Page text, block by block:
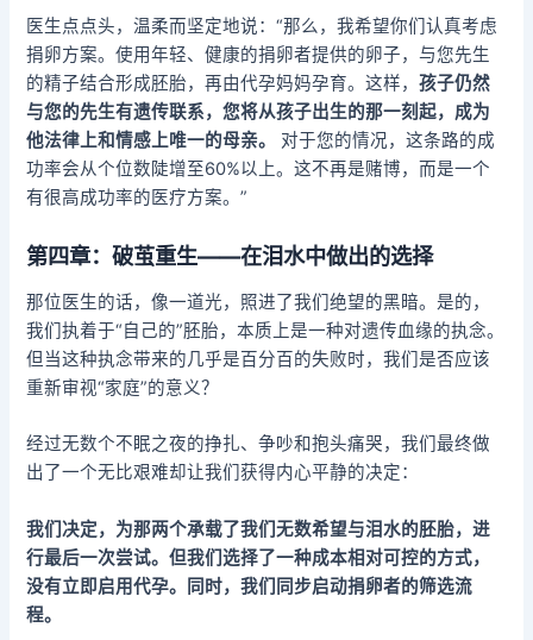
医生点点头，温柔而坚定地说：“那么，我希望你们认真考虑
捐卵方案。使用年轻、健康的捐卵者提供的卵子，与您先生
的精子结合形成胚胎，再由代孕妈妈孕育。这样，孩子仍然
与您的先生有遗传联系，您将从孩子出生的那一刻起，成为
他法律上和情感上唯一的母亲。
​ 对于您的情况，这条路的成
功率会从个位数陡增至60%以上。这不再是赌博，而是一个
有很高成功率的医疗方案。”
第四章：破茧重生——在泪水中做出的选择
那位医生的话，像一道光，照进了我们绝望的黑暗。是的，
我们执着于“自己的”胚胎，本质上是一种对遗传血缘的执念。
但当这种执念带来的几乎是百分百的失败时，我们是否应该
重新审视“家庭”的意义？
经过无数个不眠之夜的挣扎、争吵和抱头痛哭，我们最终做
出了一个无比艰难却让我们获得内心平静的决定：
我们决定，为那两个承载了我们无数希望与泪水的胚胎，进
行最后一次尝试。但我们选择了一种成本相对可控的方式，
没有立即启用代孕。同时，我们同步启动捐卵者的筛选流
程。